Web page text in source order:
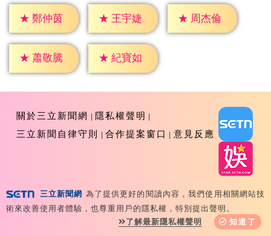
★ 鄭仲茵 ★ 王宇婕 ★ 周杰倫
★ 蕭敬騰 ★ 紀寶如
關於三立新聞網
隱私權聲明
三立新聞自律守則
合作提案窗口 意見反應
Copyright ©2026 Sanlih E-Television All Rights
Reserved 版權所有 盜用必究 台北市內湖區舊宗路一段159
號 02-8792-8888
三立新聞網 為了提供更好的閱讀內容，我們使用相關網站技
術來改善使用者體驗，也尊重用戶的隱私權，特別提出聲明。
了解最新隱私權聲明
知道了